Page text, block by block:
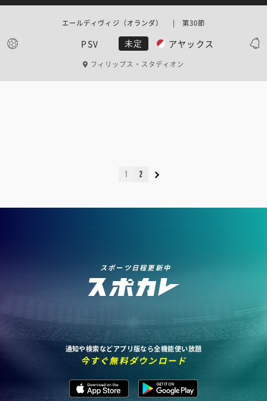
PSV 未定 アヤックス
エールディヴィジ（オランダ） | 第30節
フィリップス・スタディオン
1 2
スポーツ日程更新中
通知や検索などアプリ版なら全機能使い放題
今すぐ無料ダウンロード